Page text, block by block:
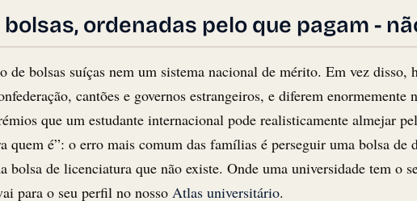
ordenadas pelo que pagam -
de bolsas suíças nem um sistema nacional de mérito. Em vez
cantões e governos estrangeiros, e diferem
que um estudante internacional pode realisticamente almejar
quem é”: o erro mais comum das famílias é perseguir uma bolsa de
bolsa de licenciatura que não existe. Onde uma universidade tem o
para o seu perfil no nosso Atlas universitário.